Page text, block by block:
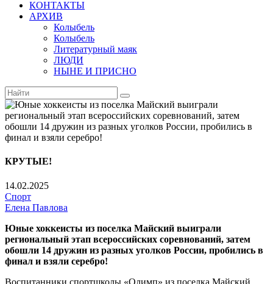
КОНТАКТЫ
АРХИВ
Колыбель
Колыбель
Литературный маяк
ЛЮДИ
НЫНЕ И ПРИСНО
КРУТЫЕ!
14.02.2025
Спорт
Елена Павлова
Юные хоккеисты из поселка Майский выиграли
региональный этап всероссийских соревнований, затем
обошли 14 дружин из разных уголков России, пробились в
финал и взяли серебро!
Воспитанники спортшколы «Олимп» из поселка Майский